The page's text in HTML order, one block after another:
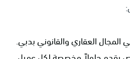
العقاري والقانوني بدبي.